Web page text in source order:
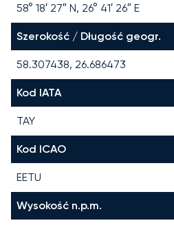
58° 18′ 27″ N, 26° 41′ 26″ E
Szerokość / Długość geogr.
58.307438, 26.686473
Kod IATA
TAY
Kod ICAO
EETU
Wysokość n.p.m.